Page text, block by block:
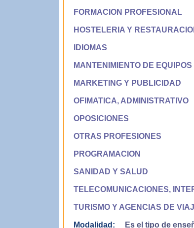
FORMACION PROFESIONAL
HOSTELERIA Y
IDIOMAS
MANTENIMIENTO DE EQUIPOS
MARKETING Y PUBLICIDAD
OFIMATICA, ADMINISTRATIVO
OPOSICIONES
OTRAS PROFESIONES
PROGRAMACION
SANIDAD Y SALUD
TELECOMUNICACIONES,
TURISMO Y AGENCIAS DE
Modalidad: Es el tipo de